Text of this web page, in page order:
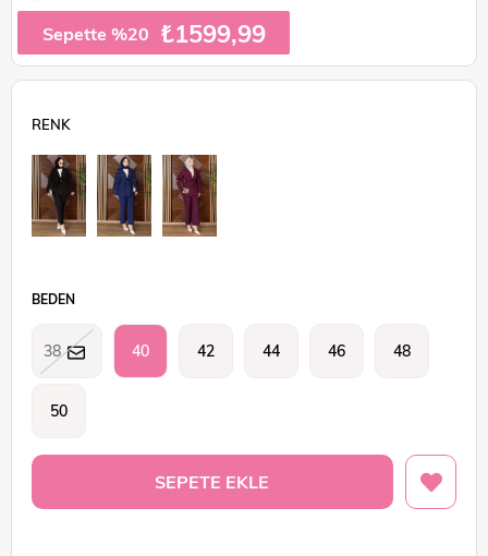
Sepette %20 ₺1599,99
BEDEN
38 40 42 44 46 48
50